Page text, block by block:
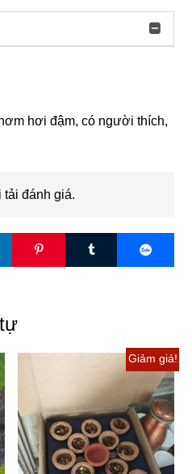
hơi đậm, có người thích,
tải đánh giá.
Giảm giá!